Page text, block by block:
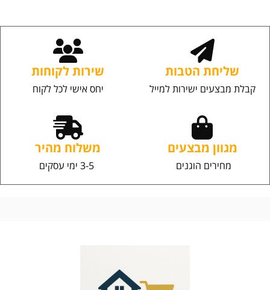
שליחת הטבות
קבלת מבצעים ישירות למייל
שירות לקוחות
יחס אישי לכל לקוח
מגוון מבצעים
מחירים הוגנים
משלוח מהיר